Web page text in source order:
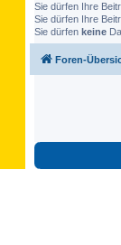
Sie dürfen Ihre
Sie dürfen Ihre
Sie dürfen keine
Foren-